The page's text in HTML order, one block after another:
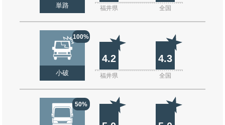
単路 福井県 全国
100%
小破
4.2 4.3
福井県 全国
50%